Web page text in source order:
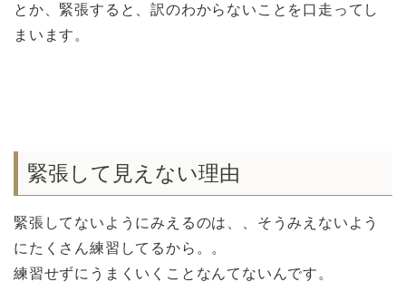
とか、緊張すると、訳のわからないことを口走ってし
まいます。
緊張して見えない理由
緊張してないようにみえるのは、、そうみえないよう
にたくさん練習してるから。。
練習せずにうまくいくことなんてないんです。